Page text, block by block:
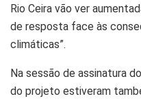
Rio Ceira vão ver
de resposta face às
climáticas”.
Na sessão de assinatura
do projeto estiveram